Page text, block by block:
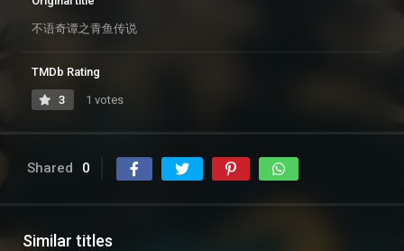
不语奇谭之青鱼传说
TMDb Rating
3 1 votes
Shared 0
Similar titles